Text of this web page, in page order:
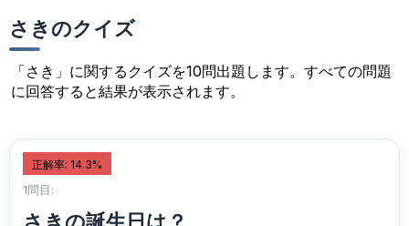
さきのクイズ
「さき」に関するクイズを10問出題します。すべての問題
に回答すると結果が表示されます。
正解率: 14.3%
1問目: